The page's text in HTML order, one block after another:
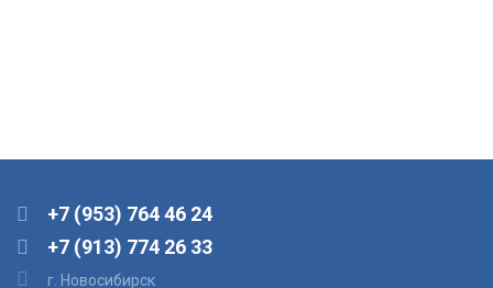
+7 (953) 764 46 24
+7 (913) 774 26 33
г. Новосибирск